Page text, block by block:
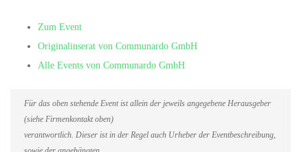
Zum Event
Originalinserat von Communardo GmbH
Alle Events von Communardo GmbH
Für das oben stehende Event ist allein der jeweils angegebene Herausgeber
(siehe Firmenkontakt oben)
verantwortlich. Dieser ist in der Regel auch Urheber der Eventbeschreibung,